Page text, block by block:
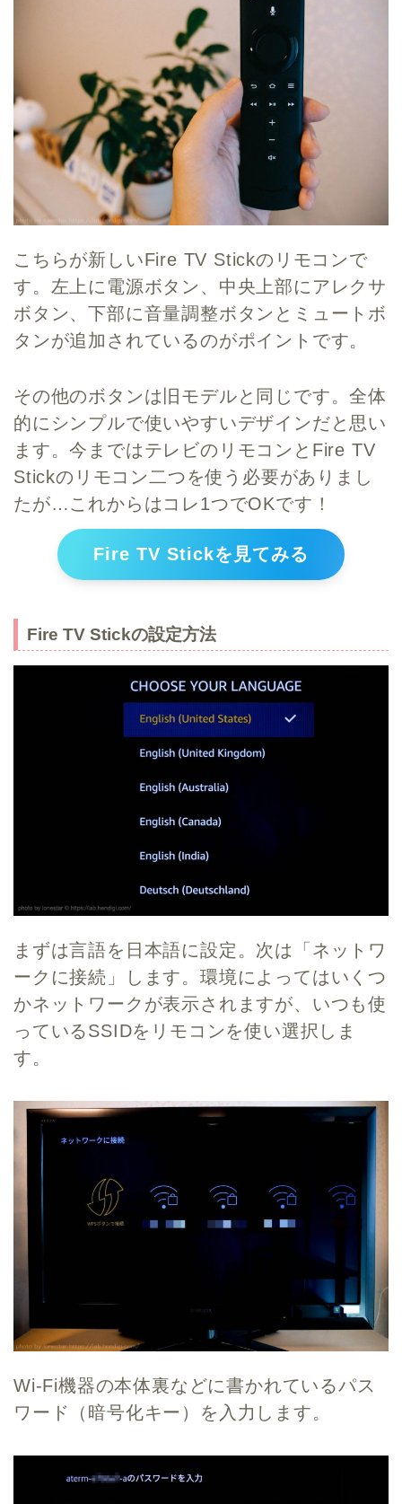
こちらが新しいFire TV Stickのリモコンで
す。左上に電源ボタン、中央上部にアレクサ
ボタン、下部に音量調整ボタンとミュートボ
タンが追加されているのがポイントです。
その他のボタンは旧モデルと同じです。全体
的にシンプルで使いやすいデザインだと思い
ます。今まではテレビのリモコンとFire TV
Stickのリモコン二つを使う必要がありまし
たが…これからはコレ1つでOKです！
Fire TV Stickを見てみる
Fire TV Stickの設定方法
まずは言語を日本語に設定。次は「ネットワ
ークに接続」します。環境によってはいくつ
かネットワークが表示されますが、いつも使
っているSSIDをリモコンを使い選択しま
す。
Wi-Fi機器の本体裏などに書かれているパス
ワード（暗号化キー）を入力します。